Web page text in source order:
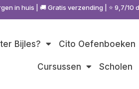
in huis | 🚚 Gratis verzending | ⭐ 9,7/
Bijles? Cito Oefenboeken
Cursussen Scholen